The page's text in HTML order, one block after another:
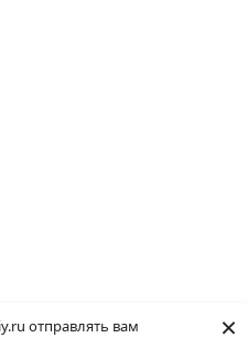
отправлять вам
×